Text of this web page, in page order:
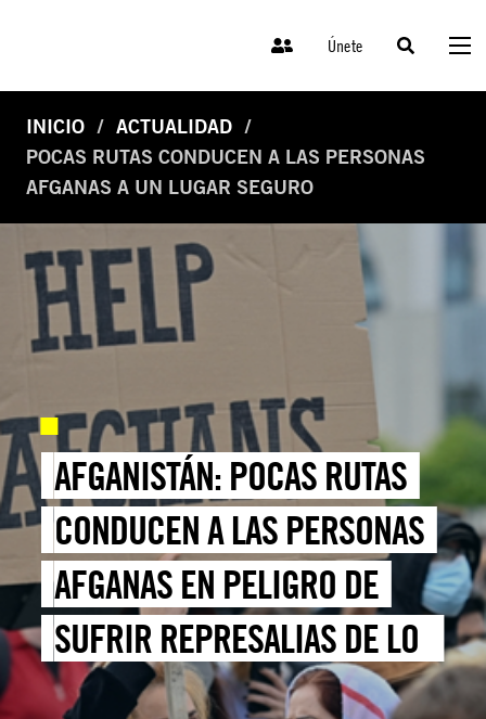
Únete
INICIO
ACTUALIDAD
POCAS RUTAS CONDUCEN A LAS PERSONAS
AFGANAS A UN LUGAR SEGURO
AFGANISTÁN: POCAS RUTAS
CONDUCEN A LAS PERSONAS
AFGANAS EN PELIGRO DE
SUFRIR REPRESALIAS DE LOS
TALIBANES A UN LUGAR